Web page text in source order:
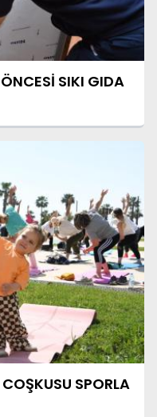
SIKI GIDA
SPORLA